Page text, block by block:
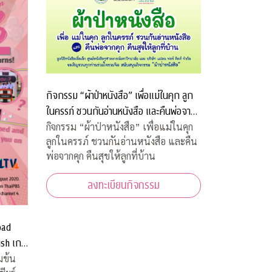
เกม
ท่าน
ข้น
กิจกรรม “ผ้าป่าหนังสือ” เพื่อแม่ในคุก ลูก
ในครรภ์ ชวนกันอ่านหนังสือ และคืนพ่อจาก
คุก คืนสุขให้ลูกที่บ้าน
กิจกรรม “ผ้าป่าหนังสือ” เพื่อแม่ในคุก
ลูกในครรภ์ ชวนกันอ่านหนังสือ และคืน
พ่อจากคุก คืนสุขให้ลูกที่บ้าน
ลงทะเบียนกิจกรรม